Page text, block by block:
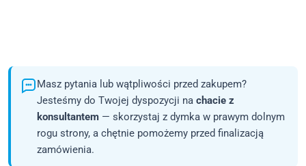
Masz pytania lub wątpliwości przed zakupem?
Jesteśmy do Twojej dyspozycji na chacie z
konsultantem — skorzystaj z dymka w prawym dolnym
rogu strony, a chętnie pomożemy przed finalizacją
zamówienia.